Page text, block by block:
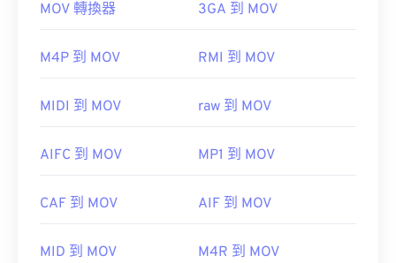
請注意，還有兩種檔案類型也使用 MOV 副檔名。它
種文件類型彼此無關，一種已過時，另一種與線上遊
MOV 轉換器 3GA 到 MOV
M4P 到 MOV RMI 到 MOV
MIDI 到 MOV raw 到 MOV
AIFC 到 MOV MP1 到 MOV
CAF 到 MOV AIF 到 MOV
MID 到 MOV M4R 到 MOV